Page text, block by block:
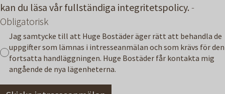
kan du läsa vår fullständiga integritetspolicy. -
Obligatorisk
Jag samtycke till att Huge Bostäder äger rätt att behandla de
uppgifter som lämnas i intresseanmälan och som krävs för den
fortsatta handläggningen. Huge Bostäder får kontakta mig
angående de nya lägenheterna.